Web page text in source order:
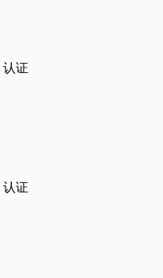
认证
认证